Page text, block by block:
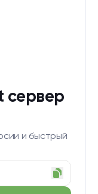
сервер
и быстрый